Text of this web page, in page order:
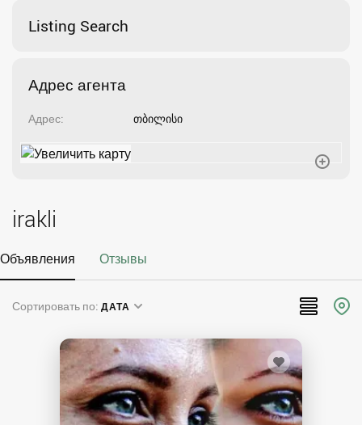
Listing Search
Адрес агента
Адрес თბილისი
irakli
Объявления Отзывы
Сортировать по: ДАТА